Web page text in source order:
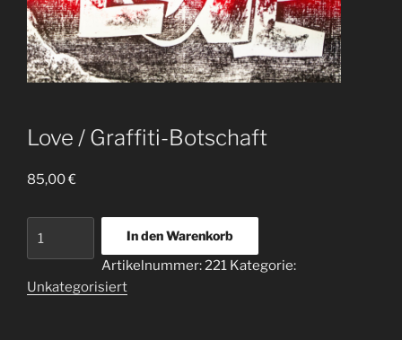
Love / Graffiti-Botschaft
85,00€
Botschaft
In den Warenkorb
Artikelnummer:221 Kategorie:
Unkategorisiert